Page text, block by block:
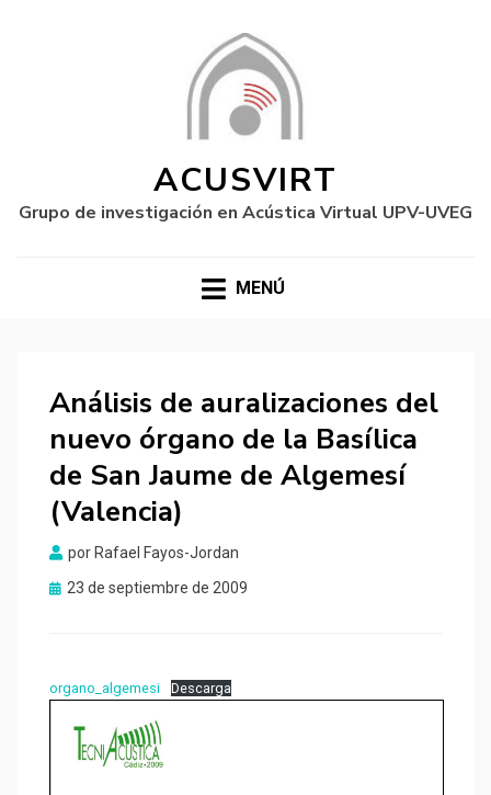
ACUSVIRT
Grupo de investigación en Acústica Virtual UPV-UVEG
MENÚ
Análisis de auralizaciones del
nuevo órgano de la Basílica
de San Jaume de Algemesí
(Valencia)
por Rafael Fayos-Jordan
Publicado
23 de septiembre de 2009
organo_algemesi Descarga